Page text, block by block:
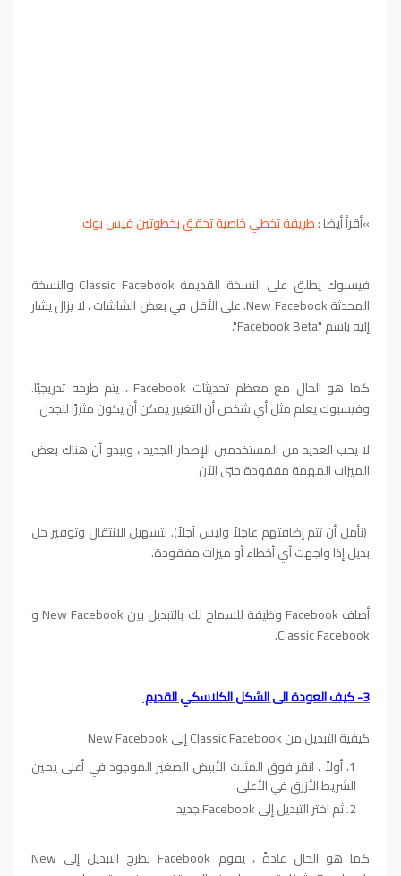
»أقرأ أيضا :طريقة تخطي خاصية تحقق بخطوتين فيس بوك
فيسبوك يطلق على النسخة القديمة Classic Facebook والنسخة
المحدثة New Facebook. على الأقل في بعض الشاشات ، لا يزال يشار
إليه باسم "Facebook Beta".
كما هو الحال مع معظم تحديثات Facebook ، يتم طرحه تدريجيًا.
وفيسبوك يعلم مثل أي شخص أن التغيير يمكن أن يكون مثيرًا للجدل.
لا يحب العديد من المستخدمين الإصدار الجديد ، ويبدو أن هناك بعض
الميزات المهمة مفقودة حتى الآن
(نأمل أن تتم إضافتهم عاجلاً وليس آجلاً). لتسهيل الانتقال وتوفير حل
بديل إذا واجهت أي أخطاء أو ميزات مفقودة.
أضاف Facebook وظيفة للسماح لك بالتبديل بين New Facebook و
Classic Facebook.
3- كيف العودة الى الشكل الكلاسكي القديم
كيفية التبديل من Classic Facebook إلى New Facebook
أولاً ، انقر فوق المثلث الأبيض الصغير الموجود في أعلى يمين
الشريط الأزرق في الأعلى.
ثم اختر التبديل إلى Facebook جديد.
كما هو الحال عادةً ، يقوم Facebook بطرح التبديل إلى New